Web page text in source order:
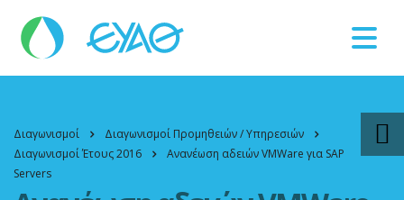
Διαγωνισμοί
Διαγωνισμοί Προμηθειών / Υπηρεσιών
Διαγωνισμοί Έτους 2016
Ανανέωση αδειών VMWare για SAP
Servers